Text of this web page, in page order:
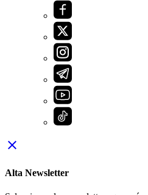
close
Alta Newsletter